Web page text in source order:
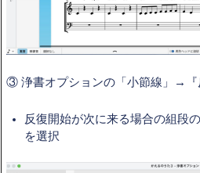
③ 浄書オプションの「小節線」→『
反復開始が次に来る場合の組段
を選択